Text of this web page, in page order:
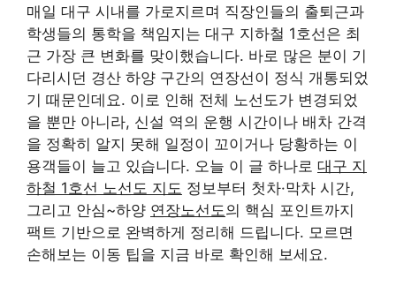
매일 대구 시내를 가로지르며 직장인들의 출퇴근과
학생들의 통학을 책임지는 대구 지하철 1호선은 최
근 가장 큰 변화를 맞이했습니다. 바로 많은 분이 기
다리시던 경산 하양 구간의 연장선이 정식 개통되었
기 때문인데요. 이로 인해 전체 노선도가 변경되었
을 뿐만 아니라, 신설 역의 운행 시간이나 배차 간격
을 정확히 알지 못해 일정이 꼬이거나 당황하는 이
용객들이 늘고 있습니다. 오늘 이 글 하나로 대구 지
하철 1호선 노선도 지도 정보부터 첫차·막차 시간,
그리고 안심~하양 연장노선도의 핵심 포인트까지
팩트 기반으로 완벽하게 정리해 드립니다. 모르면
손해보는 이동 팁을 지금 바로 확인해 보세요.